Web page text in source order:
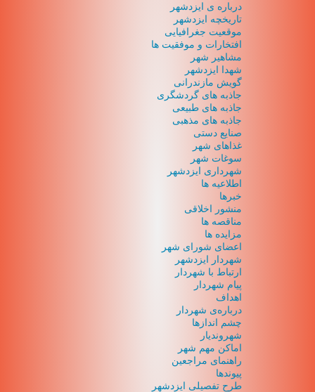
درباره ی ایزدشهر
تاریخچه ایزدشهر
موقعیت جغرافیایی
افتخارات و موفقیت ها
مشاهیر شهر
شهدا ایزدشهر
گویش مازندرانی
جاذبه های گردشگری
جاذبه های طبیعی
جاذبه های مذهبی
صنایع دستی
غذاهای شهر
سوغات شهر
شهرداری ایزدشهر
اطلاعیه ها
خبرها
منشور اخلاقی
مناقصه ها
مزایده ها
اعضای شورای شهر
شهردار ایزدشهر
ارتباط با شهردار
پیام شهردار
اهداف
درباره‌ی شهردار
چشم اندازها
شهروندیار
اماکن مهم شهر
راهنمای مراجعین
پیوند‌ها
طرح تفصیلی ایزدشهر